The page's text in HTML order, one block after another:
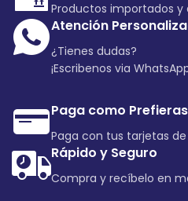
Productos importados y
Atención
¿Tienes dudas?
¡Escribenos via
Paga como Prefieras
Paga con tus tarjetas
Rápido y Seguro
Compra y recíbelo en